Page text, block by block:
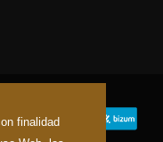
finalidad